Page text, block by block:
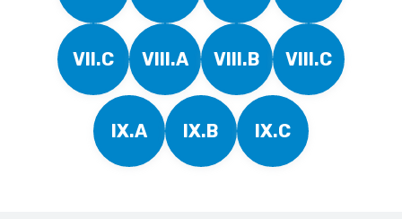
VII.C VIII.A VIII.B VIII.C
IX.A IX.B IX.C